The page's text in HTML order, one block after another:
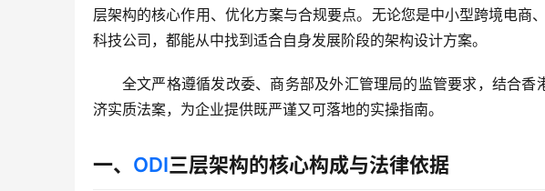
层架构的核心作用、优化方案与合规要点。无论您是中小型跨境电商
科技公司，都能从中找到适合自身发展阶段的架构设计方案。
全文严格遵循发改委、商务部及外汇管理局的监管要求，结合
济实质法案，为企业提供既严谨又可落地的实操指南。
一、 ODI三层架构的核心构成与法律依据